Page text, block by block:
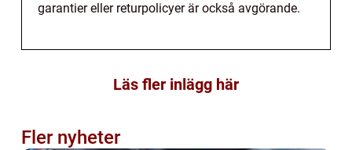
garantier eller returpolicyer är också avgörande.
Läs fler inlägg här
Fler nyheter